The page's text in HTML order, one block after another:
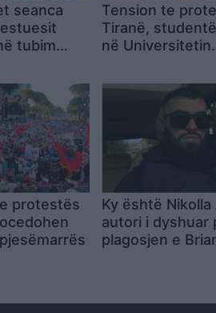
seanca
tubim
Tension te
Tiranë,
në Universitetin
banderolës
protestës
Ky është Nikolla
autori i dyshuar
plagosjen e